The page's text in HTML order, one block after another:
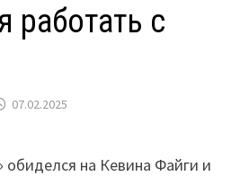
работать с
07.02.2025
обиделся на Кевина Файги и